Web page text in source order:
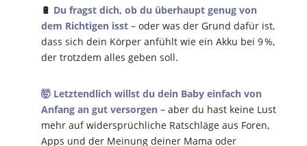
🔋 Du fragst dich, ob du überhaupt genug von
dem Richtigen isst – oder was der Grund dafür ist,
dass sich dein Körper anfühlt wie ein Akku bei 9 %,
der trotzdem alles geben soll.
🤯 Letztendlich willst du dein Baby einfach von
Anfang an gut versorgen – aber du hast keine Lust
mehr auf widersprüchliche Ratschläge aus Foren,
Apps und der Meinung deiner Mama oder